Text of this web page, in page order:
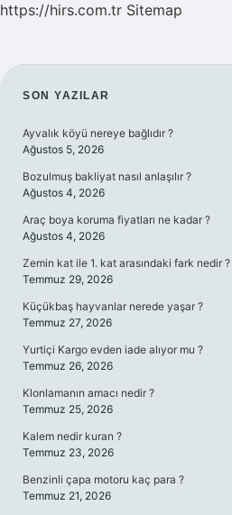
https://hirs.com.tr Sitemap
SIDEBAR
SON YAZILAR
Ayvalık köyü nereye bağlıdır ?
Ağustos 5, 2026
Bozulmuş bakliyat nasıl anlaşılır ?
Ağustos 4, 2026
Araç boya koruma fiyatları ne kadar ?
Ağustos 4, 2026
Zemin kat ile 1. kat arasındaki fark nedir ?
Temmuz 29, 2026
Küçükbaş hayvanlar nerede yaşar ?
Temmuz 27, 2026
Yurtiçi Kargo evden iade alıyor mu ?
Temmuz 26, 2026
Klonlamanın amacı nedir ?
Temmuz 25, 2026
Kalem nedir kuran ?
Temmuz 23, 2026
Benzinli çapa motoru kaç para ?
Temmuz 21, 2026